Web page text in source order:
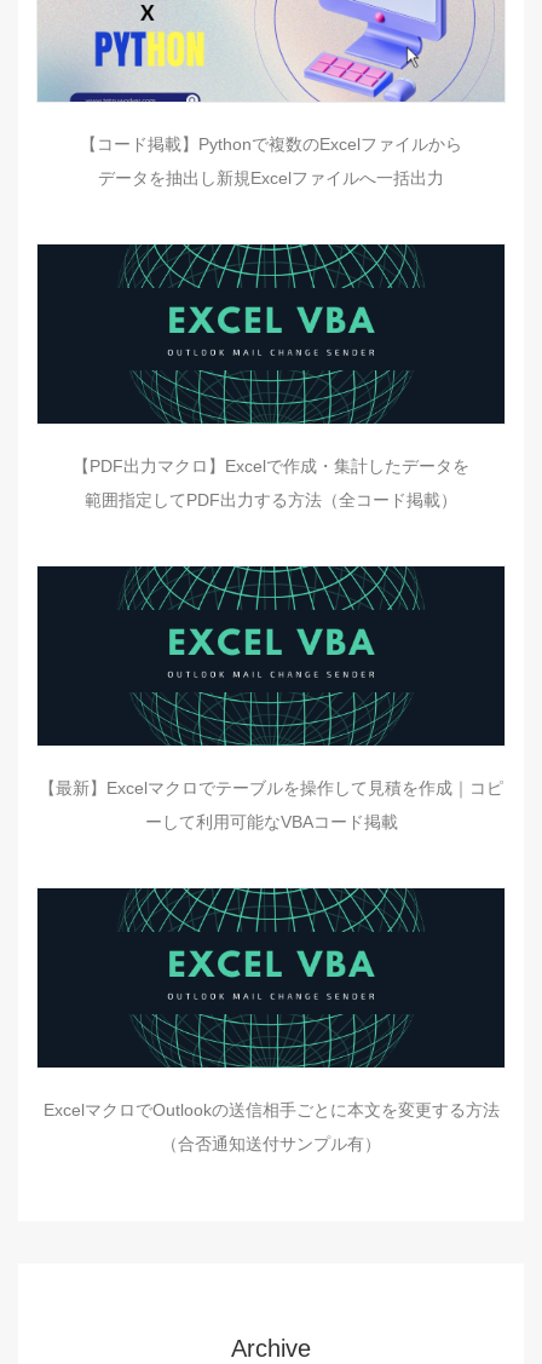
【コード掲載】Pythonで複数のExcelファイルから
データを抽出し新規Excelファイルへ一括出力
【PDF出力マクロ】Excelで作成・集計したデータを
範囲指定してPDF出力する方法（全コード掲載）
【最新】Excelマクロでテーブルを操作して見積を作成｜コピ
ーして利用可能なVBAコード掲載
ExcelマクロでOutlookの送信相手ごとに本文を変更する方法
（合否通知送付サンプル有）
Archive